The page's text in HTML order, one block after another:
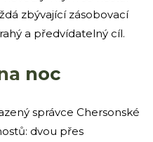
zbývající zásobovací
a předvídatelný cíl.
noc
správce Chersonské
dvou přes